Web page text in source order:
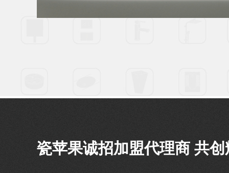
瓷苹果诚招加盟代理商 共创